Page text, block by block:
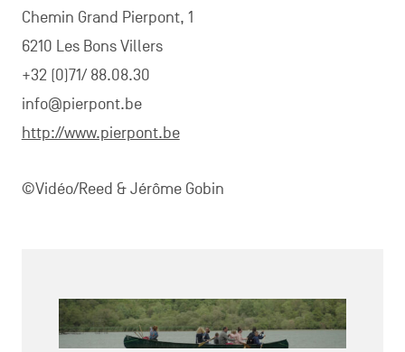
Chemin Grand Pierpont, 1
6210 Les Bons Villers
+32 (0)71/ 88.08.30
info@pierpont.be
http://www.pierpont.be
©Vidéo/Reed & Jérôme Gobin